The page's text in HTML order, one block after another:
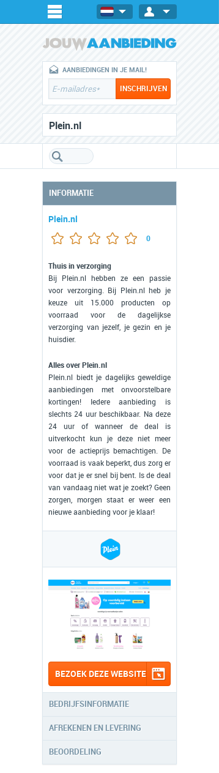
AANBIEDINGEN IN JE MAIL!
Plein.nl
INFORMATIE
Plein.nl
0
Thuis in verzorging
Bij Plein.nl hebben ze een passie
voor verzorging. Bij Plein.nl heb je
keuze uit 15.000 producten op
voorraad voor de dagelijkse
verzorging van jezelf, je gezin en je
huisdier.
Alles over Plein.nl
Plein.nl biedt je dagelijks geweldige
aanbiedingen met onvoorstelbare
kortingen! Iedere aanbieding is
slechts 24 uur beschikbaar. Na deze
24 uur of wanneer de deal is
uitverkocht kun je deze niet meer
voor de actieprijs bemachtigen. De
voorraad is vaak beperkt, dus zorg er
voor dat je er snel bij bent. Is de deal
van vandaag niet wat je zoekt? Geen
zorgen, morgen staat er weer een
nieuwe aanbieding voor je klaar!
BEZOEK DEZE WEBSITE
BEDRIJFSINFORMATIE
AFREKENEN EN LEVERING
BEOORDELING